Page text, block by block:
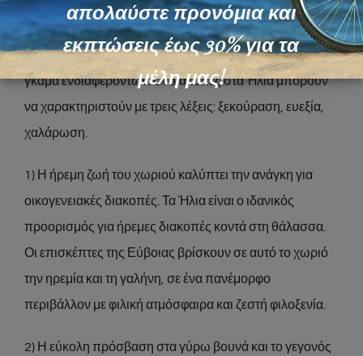
Οι επισκέπτες επιλέγουν τα Ήλια και την ευρύτερη
περιοχή επειδή μπορούν να καλύψουν μια μεγάλη
γκάμα ενδιαφερόντων. Οι διακοπές στα Ήλια μπορούν
να χαρακτηριστούν με τρεις λέξεις: ξεκούραση, ευεξία,
χαλάρωση.
1) Η ήρεμη ζωή του χωριού καλύπτει την ανάγκη για
οικογενειακές διακοπές. Τα Ήλια είναι ο ιδανικός
προορισμός για ήρεμες διακοπές κοντά στη θάλασσα.
Οι επισκέπτες της Εύβοιας βρίσκουν σε αυτό το χωριό
την ηρεμία και τη γαλήνη, σε ένα πανέμορφο
περιβάλλον με φιλική ατμόσφαιρα και ζεστή φιλοξενία.
2) Η εύκολη πρόσβαση στα γύρω βουνά και το γεγονός
απολαύστε προνόμια και
εκπτώσεις έως 30% για τα
μέλη μας!